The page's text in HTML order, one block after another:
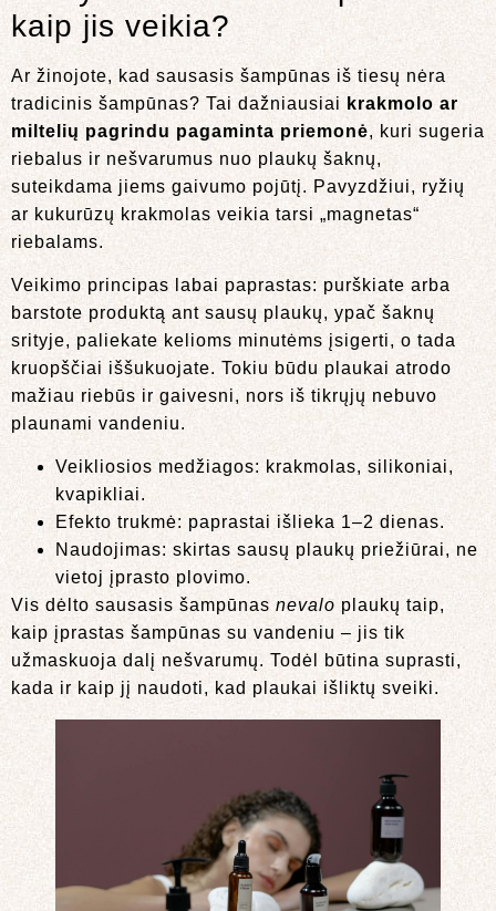
kaip jis veikia?
Ar žinojote, kad sausasis šampūnas iš tiesų nėra
tradicinis šampūnas? Tai dažniausiai krakmolo ar
miltelių pagrindu pagaminta priemonė, kuri sugeria
riebalus ir nešvarumus nuo plaukų šaknų,
suteikdama jiems gaivumo pojūtį. Pavyzdžiui, ryžių
ar kukurūzų krakmolas veikia tarsi „magnetas“
riebalams.
Veikimo principas labai paprastas: purškiate arba
barstote produktą ant sausų plaukų, ypač šaknų
srityje, paliekate kelioms minutėms įsigerti, o tada
kruopščiai iššukuojate. Tokiu būdu plaukai atrodo
mažiau riebūs ir gaivesni, nors iš tikrųjų nebuvo
plaunami vandeniu.
Veikliosios medžiagos: krakmolas, silikoniai,
kvapikliai.
Efekto trukmė: paprastai išlieka 1–2 dienas.
Naudojimas: skirtas sausų plaukų priežiūrai, ne
vietoj įprasto plovimo.
Vis dėlto sausasis šampūnas nevalo plaukų taip,
kaip įprastas šampūnas su vandeniu – jis tik
užmaskuoja dalį nešvarumų. Todėl būtina suprasti,
kada ir kaip jį naudoti, kad plaukai išliktų sveiki.